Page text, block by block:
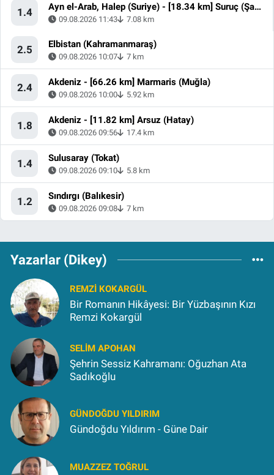
1.4 Ayn el-Arab, Halep (Suriye) - [18.34 km] Suruç (Şanlıurfa)
09.08.2026 11:43 7.08 km
2.5 Elbistan (Kahramanmaraş)
09.08.2026 10:07 7 km
2.4 Akdeniz - [66.26 km] Marmaris (Muğla)
09.08.2026 10:00 5.92 km
1.8 Akdeniz - [11.82 km] Arsuz (Hatay)
09.08.2026 09:56 17.4 km
1.4 Sulusaray (Tokat)
09.08.2026 09:10 5.8 km
1.2 Sındırgı (Balıkesir)
09.08.2026 09:08 7 km
Yazarlar (Dikey)
REMZI KOKARGÜL
Bir Romanın Hikâyesi: Bir Yüzbaşının Kızı
Remzi Kokargül
SELIM APOHAN
Şehrin Sessiz Kahramanı: Oğuzhan Ata
Sadıkoğlu
GÜNDOĞDU YILDIRIM
Gündoğdu Yıldırım - Güne Dair
MUAZZEZ TOĞRUL